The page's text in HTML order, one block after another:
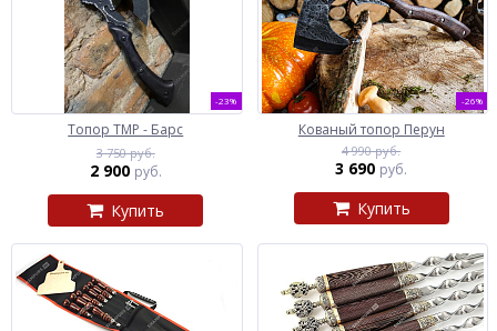
-23%
Топор ТМР - Барс
3 750 руб.
2 900 руб.
Купить
-26%
Кованый топор Перун
4 990 руб.
3 690 руб.
Купить